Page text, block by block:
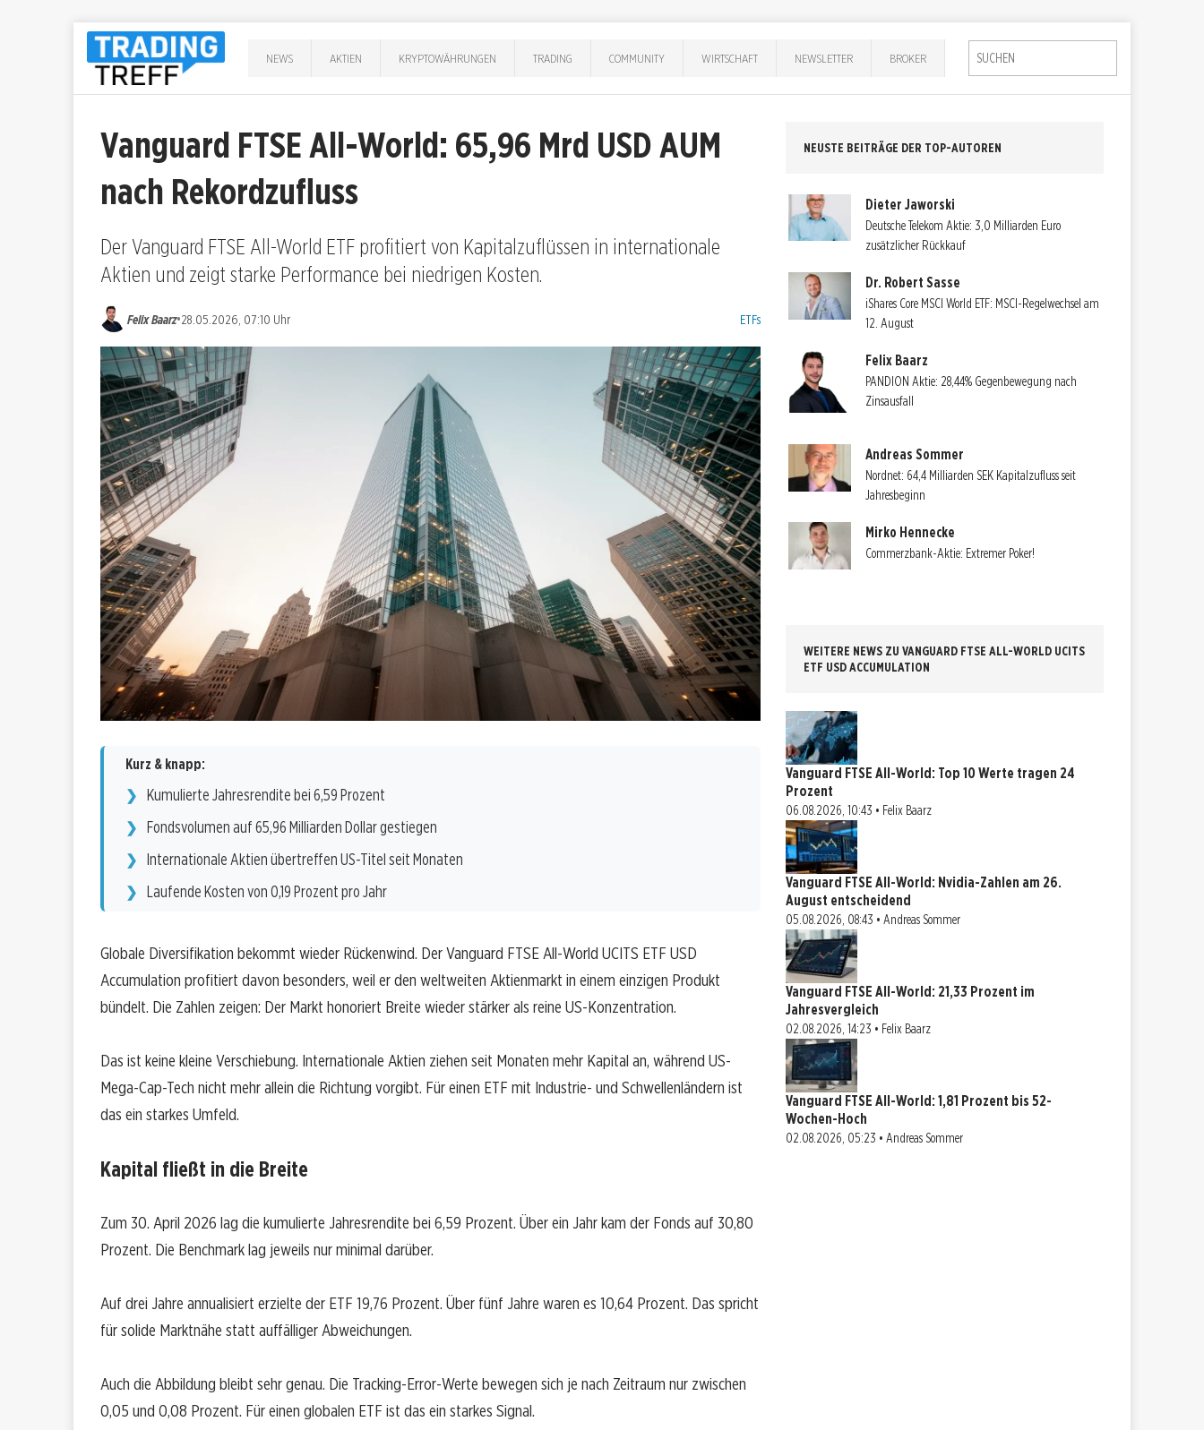
NEWS AKTIEN KRYPTOWÄHRUNGEN TRADING COMMUNITY WIRTSCHAFT NEWSLETTER BROKER
Vanguard FTSE All-World: 65,96 Mrd USD AUM
nach Rekordzufluss
Der Vanguard FTSE All-World ETF profitiert von Kapitalzuflüssen in internationale
Aktien und zeigt starke Performance bei niedrigen Kosten.
Felix Baarz•28.05.2026, 07:10 Uhr Kategorien:
ETFs
Kurz & knapp:
Kumulierte Jahresrendite bei 6,59 Prozent
Fondsvolumen auf 65,96 Milliarden Dollar gestiegen
Internationale Aktien übertreffen US-Titel seit Monaten
Laufende Kosten von 0,19 Prozent pro Jahr
Globale Diversifikation bekommt wieder Rückenwind. Der Vanguard FTSE All-World UCITS ETF USD
Accumulation profitiert davon besonders, weil er den weltweiten Aktienmarkt in einem einzigen Produkt
bündelt. Die Zahlen zeigen: Der Markt honoriert Breite wieder stärker als reine US-Konzentration.
Das ist keine kleine Verschiebung. Internationale Aktien ziehen seit Monaten mehr Kapital an, während US-
Mega-Cap-Tech nicht mehr allein die Richtung vorgibt. Für einen ETF mit Industrie- und Schwellenländern ist
das ein starkes Umfeld.
Kapital fließt in die Breite
Zum 30. April 2026 lag die kumulierte Jahresrendite bei 6,59 Prozent. Über ein Jahr kam der Fonds auf 30,80
Prozent. Die Benchmark lag jeweils nur minimal darüber.
Auf drei Jahre annualisiert erzielte der ETF 19,76 Prozent. Über fünf Jahre waren es 10,64 Prozent. Das spricht
für solide Marktnähe statt auffälliger Abweichungen.
Auch die Abbildung bleibt sehr genau. Die Tracking-Error-Werte bewegen sich je nach Zeitraum nur zwischen
0,05 und 0,08 Prozent. Für einen globalen ETF ist das ein starkes Signal.
NEUSTE BEITRÄGE DER TOP-AUTOREN
Dieter Jaworski
Deutsche Telekom Aktie: 3,0 Milliarden Euro
zusätzlicher Rückkauf
Dr. Robert Sasse
iShares Core MSCI World ETF: MSCI-Regelwechsel am
12. August
Felix Baarz
PANDION Aktie: 28,44% Gegenbewegung nach
Zinsausfall
Andreas Sommer
Nordnet: 64,4 Milliarden SEK Kapitalzufluss seit
Jahresbeginn
Mirko Hennecke
Commerzbank-Aktie: Extremer Poker!
WEITERE NEWS ZU VANGUARD FTSE ALL-WORLD UCITS
ETF USD ACCUMULATION
Vanguard FTSE All-World: Top 10 Werte tragen 24
Prozent
06.08.2026, 10:43 • Felix Baarz
Vanguard FTSE All-World: Nvidia-Zahlen am 26.
August entscheidend
05.08.2026, 08:43 • Andreas Sommer
Vanguard FTSE All-World: 21,33 Prozent im
Jahresvergleich
02.08.2026, 14:23 • Felix Baarz
Vanguard FTSE All-World: 1,81 Prozent bis 52-
Wochen-Hoch
02.08.2026, 05:23 • Andreas Sommer